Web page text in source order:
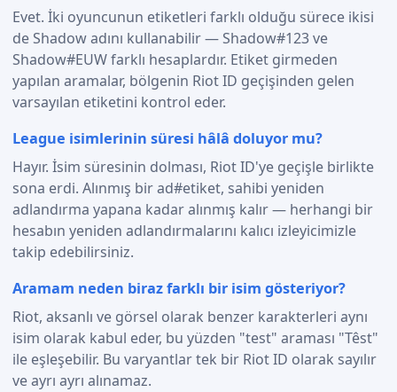
Evet. İki oyuncunun etiketleri farklı olduğu sürece ikisi
de Shadow adını kullanabilir — Shadow#123 ve
Shadow#EUW farklı hesaplardır. Etiket girmeden
yapılan aramalar, bölgenin Riot ID geçişinden gelen
varsayılan etiketini kontrol eder.
League isimlerinin süresi hâlâ doluyor mu?
Hayır. İsim süresinin dolması, Riot ID'ye geçişle birlikte
sona erdi. Alınmış bir ad#etiket, sahibi yeniden
adlandırma yapana kadar alınmış kalır — herhangi bir
hesabın yeniden adlandırmalarını kalıcı izleyicimizle
takip edebilirsiniz.
Aramam neden biraz farklı bir isim gösteriyor?
Riot, aksanlı ve görsel olarak benzer karakterleri aynı
isim olarak kabul eder, bu yüzden "test" araması "Têst"
ile eşleşebilir. Bu varyantlar tek bir Riot ID olarak sayılır
ve ayrı ayrı alınamaz.